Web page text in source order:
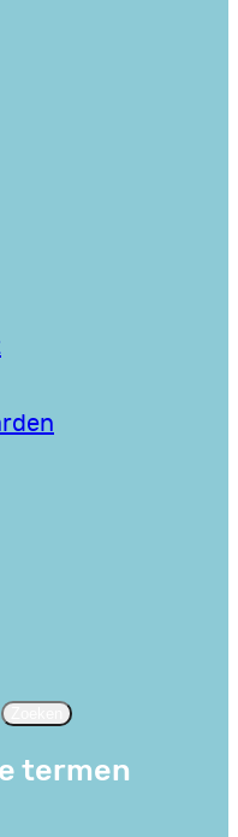
termen